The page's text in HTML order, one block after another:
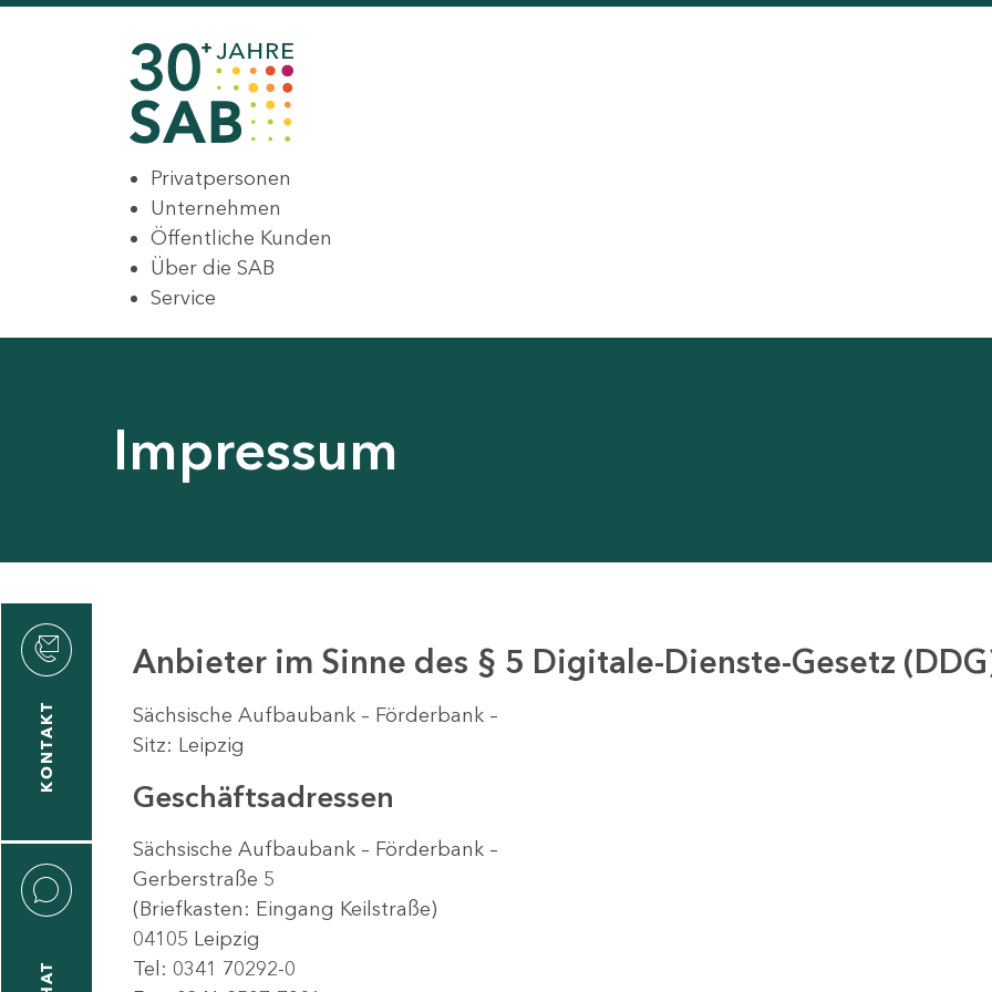
Privatpersonen
Unternehmen
Öffentliche Kunden
Über die SAB
Service
Impressum
KONTAKT
Anbieter im Sinne des § 5 Digitale-Dienste-Gesetz
Sächsische Aufbaubank – Förderbank –
Sitz: Leipzig
Geschäftsadressen
Sächsische Aufbaubank – Förderbank –
Gerberstraße 5
(Briefkasten: Eingang Keilstraße)
04105 Leipzig
Tel: 0341 70292-0